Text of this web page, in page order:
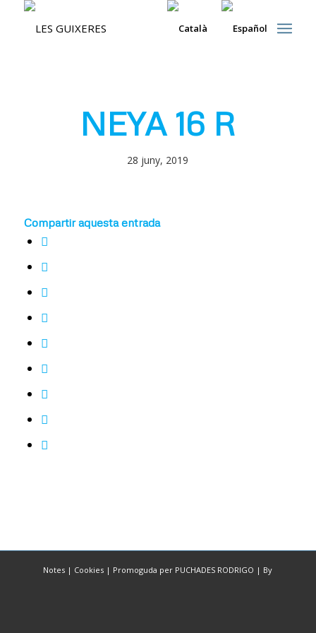
NEYA 16 R
28 juny, 2019
Compartir aquesta entrada
Notes | Cookies | Promoguda per PUCHADES RODRIGO | By